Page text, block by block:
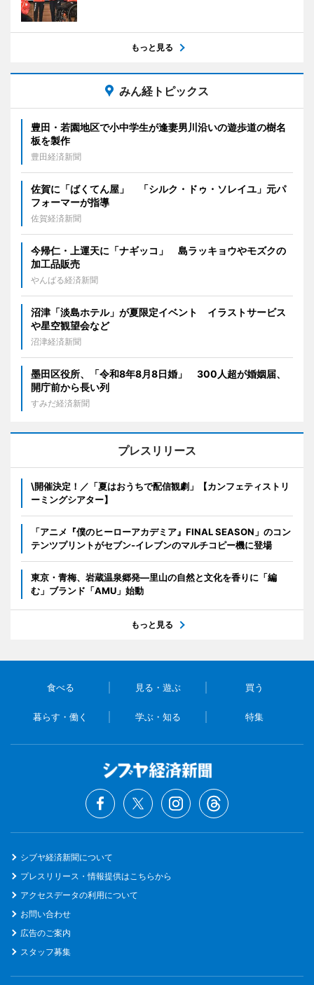
もっと見る
みん経トピックス
豊田・若園地区で小中学生が逢妻男川沿いの遊歩道の樹名
板を製作
豊田経済新聞
佐賀に「ばくてん屋」 「シルク・ドゥ・ソレイユ」元パ
フォーマーが指導
佐賀経済新聞
今帰仁・上運天に「ナギッコ」 島ラッキョウやモズクの
加工品販売
やんばる経済新聞
沼津「淡島ホテル」が夏限定イベント イラストサービス
や星空観望会など
沼津経済新聞
墨田区役所、「令和8年8月8日婚」 300人超が婚姻届、
開庁前から長い列
すみだ経済新聞
プレスリリース
\開催決定！／「夏はおうちで配信観劇」【カンフェティストリ
ーミングシアター】
「アニメ『僕のヒーローアカデミア』FINAL SEASON」のコン
テンツプリントがセブン‐イレブンのマルチコピー機に登場
東京・青梅、岩蔵温泉郷発―里山の自然と文化を香りに「編
む」ブランド「AMU」始動
もっと見る
食べる 見る・遊ぶ 買う
暮らす・働く 学ぶ・知る 特集
シブヤ経済新聞について
プレスリリース・情報提供はこちらから
アクセスデータの利用について
お問い合わせ
広告のご案内
スタッフ募集